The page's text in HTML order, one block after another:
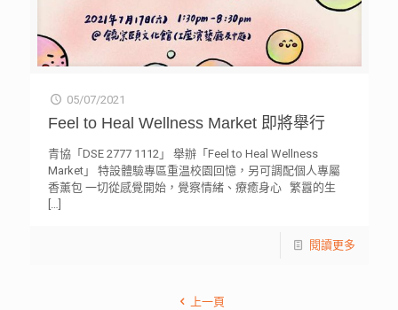
05/07/2021
Feel to Heal Wellness Market 即將舉行
青協「DSE 2777 1112」 舉辦「Feel to Heal Wellness
Market」 特設體驗專區重温校園回憶，另可調配個人專屬
香薰包 一切從感覺開始，覺察情緒、療癒身心 繁囂的生
[…]
閱讀更多
上一頁